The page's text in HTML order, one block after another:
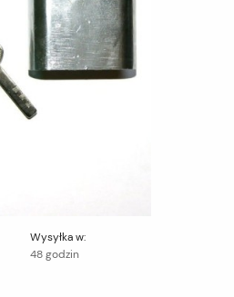
Wysyłka w:
48 godzin